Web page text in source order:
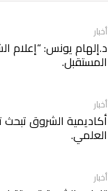
أخبار
د.إلهام يونس: “إعلام
المستقبل.
أخبار
أكاديمية الشروق تبحث
العلمي.
أخبار